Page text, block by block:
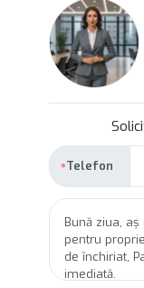
Telefon